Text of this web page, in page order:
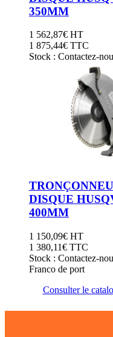
350MM
1 562,87€ HT
1 875,44€ TTC
Stock : Contactez-
DISQUE
400MM
1 150,09€ HT
1 380,11€ TTC
Stock : Contactez-
Franco de port
Consulter le